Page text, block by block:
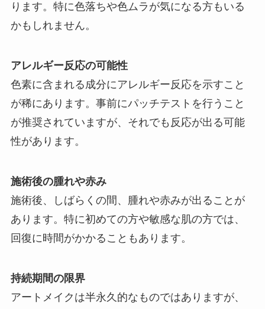
ります。特に色落ちや色ムラが気になる方もいる
かもしれません。
アレルギー反応の可能性
色素に含まれる成分にアレルギー反応を示すこと
が稀にあります。事前にパッチテストを行うこと
が推奨されていますが、それでも反応が出る可能
性があります。
施術後の腫れや赤み
施術後、しばらくの間、腫れや赤みが出ることが
あります。特に初めての方や敏感な肌の方では、
回復に時間がかかることもあります。
持続期間の限界
アートメイクは半永久的なものではありますが、